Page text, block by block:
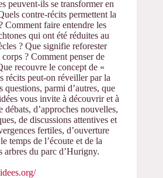
peuvent-ils se transformer en
contre-récits permettent la
Comment faire entendre les
qui ont été réduites au
? Que signifie reforester
? Comment penser de
recouvre le concept de «
récits peut-on réveiller par la
questions, parmi d’autres, que
vous invite à découvrir et à
d’approches nouvelles,
de discussions attentives et
fertiles, d’ouverture
temps de l’écoute et de la
du parc d’Hurigny.